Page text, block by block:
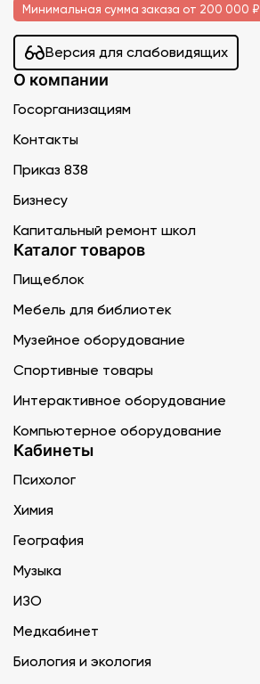
Минимальная сумма заказа от 200 000 ₽
Версия для слабовидящих
О компании
Госорганизациям
Контакты
Приказ 838
Бизнесу
Капитальный ремонт школ
Каталог товаров
Пищеблок
Мебель для библиотек
Музейное оборудование
Спортивные товары
Интерактивное оборудование
Компьютерное оборудование
Кабинеты
Психолог
Химия
География
Музыка
ИЗО
Медкабинет
Биология и экология